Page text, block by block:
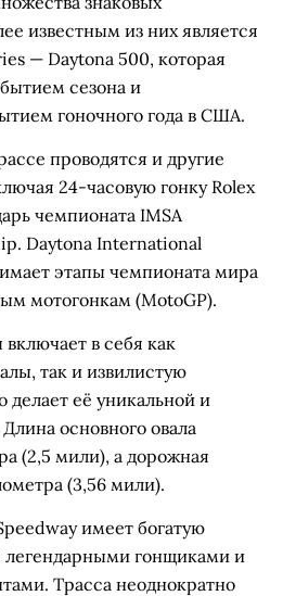
известным из них является
— Daytona 500, которая
сезона и
гоночного года в США.
проводятся и другие
24-часовую гонку Rolex
чемпионата IMSA
Daytona International
этапы чемпионата мира
мотогонкам (MotoGP).
в себя как
так и извилистую
её уникальной и
основного овала
(2,5 мили), а дорожная
(3,56 мили).
имеет богатую
легендарными гонщиками и
Трасса неоднократно